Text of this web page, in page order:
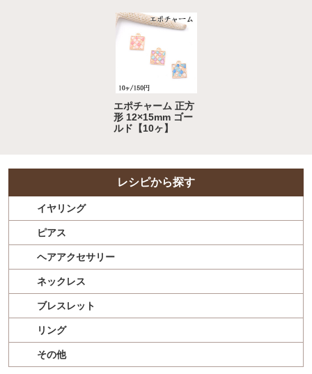
エポチャーム 正方
形 12×15mm ゴー
ルド【10ヶ】
レシピから探す
イヤリング
ピアス
ヘアアクセサリー
ネックレス
ブレスレット
リング
その他